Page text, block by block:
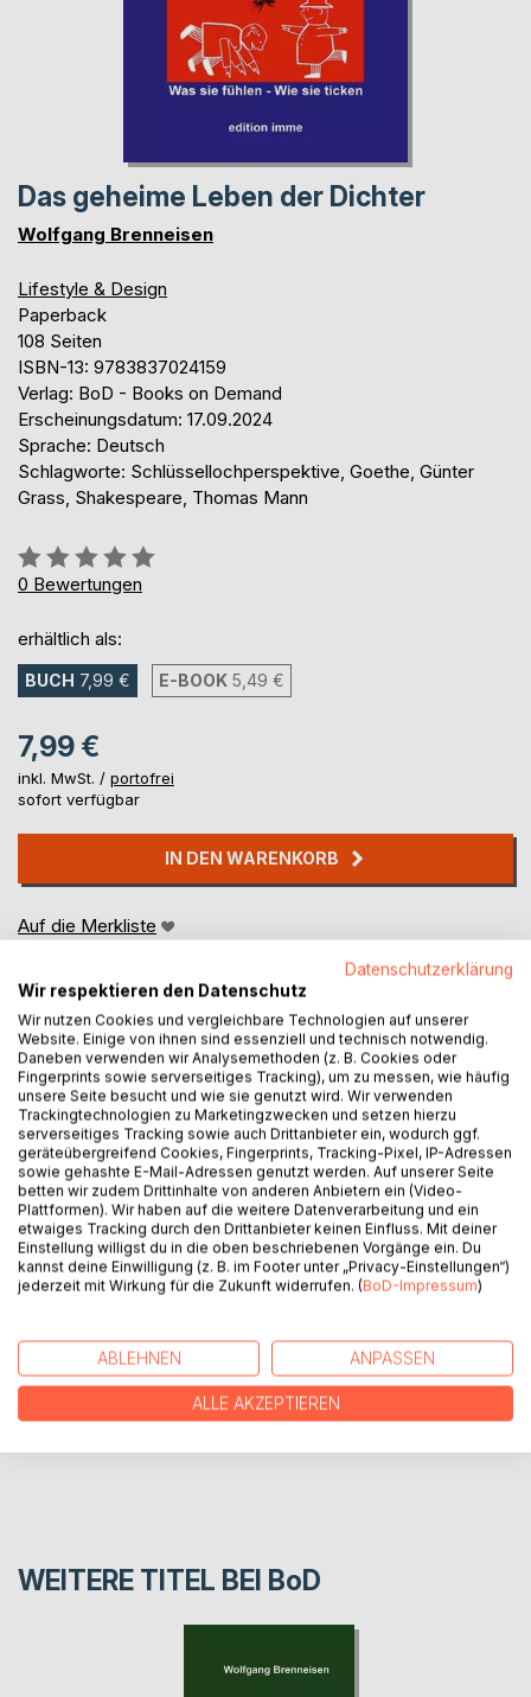
Das geheime Leben der Dichter
Wolfgang Brenneisen
Lifestyle & Design
Paperback
108 Seiten
ISBN-13: 9783837024159
Verlag: BoD - Books on Demand
Erscheinungsdatum: 17.09.2024
Sprache: Deutsch
Schlagworte: Schlüssellochperspektive, Goethe, Günter
Grass, Shakespeare, Thomas Mann
Bewertung::
0%
0 Bewertungen
erhältlich als:
BUCH 7,99 € E-BOOK 5,49 €
7,99 €
inkl. MwSt. / portofrei
sofort verfügbar
IN DEN WARENKORB
Auf die Merkliste
BESCHREIBUNG
Was ist das Geheimrezept der großen, erfolgreichen
Dichter? Die Antwort ist oft überraschend und unerwartet.
AUTOR/IN
PRESSESTIMMEN
REZENSIONEN
WEITERE TITEL BEI BoD
Datenschutzerklärung
Wir respektieren den Datenschutz
Wir nutzen Cookies und vergleichbare Technologien auf unserer
Website. Einige von ihnen sind essenziell und technisch notwendig.
Daneben verwenden wir Analysemethoden (z. B. Cookies oder
Fingerprints sowie serverseitiges Tracking), um zu messen, wie häufig
unsere Seite besucht und wie sie genutzt wird. Wir verwenden
Trackingtechnologien zu Marketingzwecken und setzen hierzu
serverseitiges Tracking sowie auch Drittanbieter ein, wodurch ggf.
geräteübergreifend Cookies, Fingerprints, Tracking-Pixel, IP-Adressen
sowie gehashte E-Mail-Adressen genutzt werden. Auf unserer Seite
betten wir zudem Drittinhalte von anderen Anbietern ein (Video-
Plattformen). Wir haben auf die weitere Datenverarbeitung und ein
etwaiges Tracking durch den Drittanbieter keinen Einfluss. Mit deiner
Einstellung willigst du in die oben beschriebenen Vorgänge ein. Du
kannst deine Einwilligung (z. B. im Footer unter „Privacy-Einstellungen“)
jederzeit mit Wirkung für die Zukunft widerrufen. (BoD-Impressum)
ABLEHNEN ANPASSEN
ALLE AKZEPTIEREN